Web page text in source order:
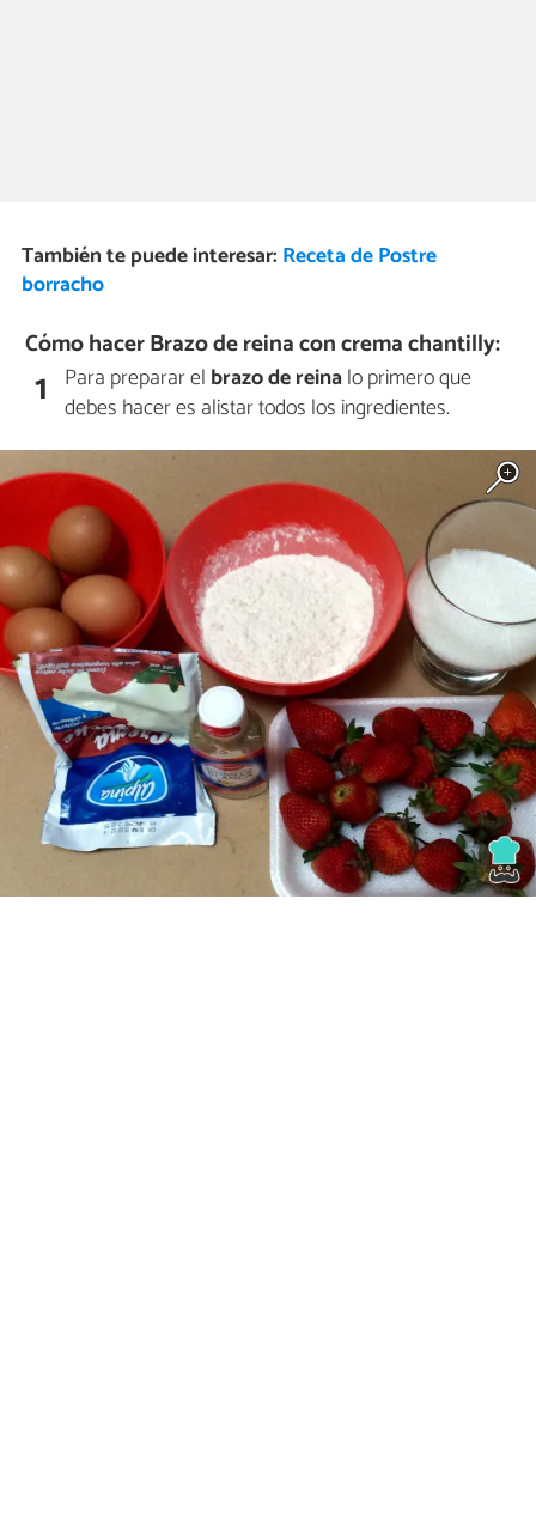
También te puede interesar: Receta de Postre
borracho
Cómo hacer Brazo de reina con crema chantilly:
1 Para preparar el brazo de reinalo primero que
debes hacer es alistar todos los ingredientes.